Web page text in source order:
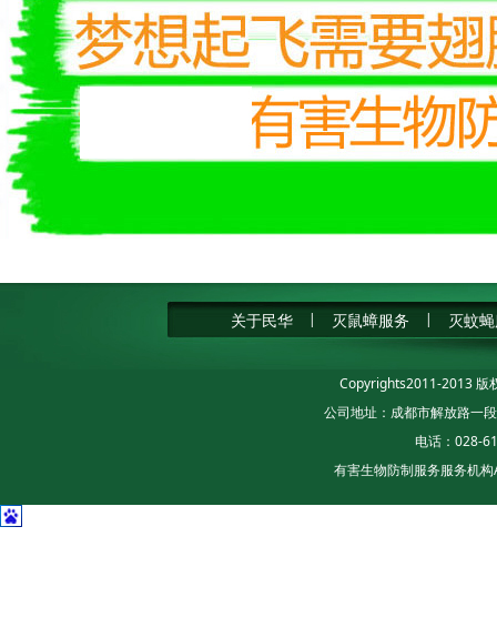
关于民华 | 灭鼠蟑服务 | 灭蚊
Copyrights2011-2013 版
公司地址：成都市解放路一
电话：028-
有害生物防制服务服务机